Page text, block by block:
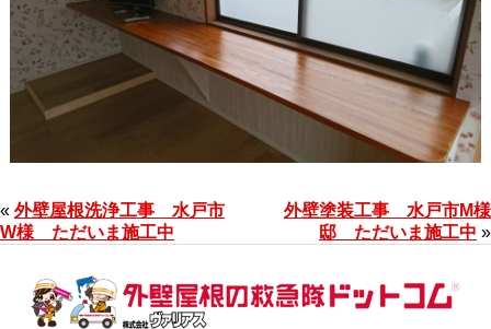
« 外壁屋根洗浄工事 水戸市
W様 ただいま施工中
外壁塗装工事 水戸市M様
邸 ただいま施工中 »